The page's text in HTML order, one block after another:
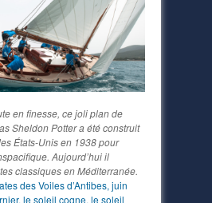
en finesse, ce joli plan de
Sheldon Potter a été construit
États-Unis en 1938 pour
Aujourd’hui il
classiques en Méditerranée.
des Voiles d’Antibes, juin
le soleil cogne, le soleil